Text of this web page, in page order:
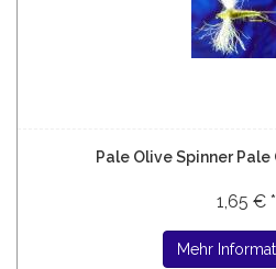
Pale Olive Spinner
1,65 € *
Mehr